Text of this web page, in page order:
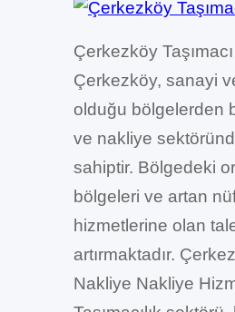
Çerkezköy
Çerkezköy, sanayi
olduğu bölgelerden
ve nakliye
sahiptir. Bölgedeki
bölgeleri ve artan
hizmetlerine olan
artırmaktadır.
Nakliye Nakliye